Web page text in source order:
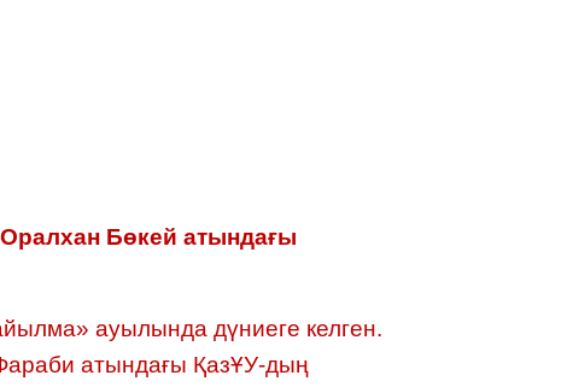
Бөкей атындағы
ауылында дүниеге келген.
атындағы ҚазҰУ-дың